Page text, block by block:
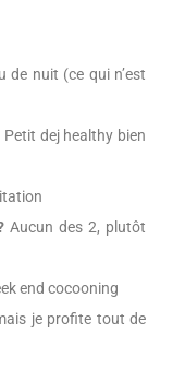
de nuit (ce qui n’est
Petit dej healthy bien
Aucun des 2, plutôt
end cocooning
je profite tout de